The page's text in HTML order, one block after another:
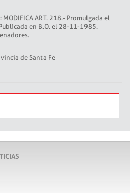
MODIFICA ART. 218.- Promulgada el
en B.O. el 28-11-1985.
de Santa Fe